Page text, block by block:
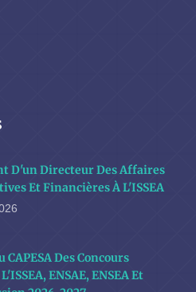
D'un Directeur Des Affaires
Et Financières À L'ISSEA
CAPESA Des Concours
ENSAE, ENSEA Et